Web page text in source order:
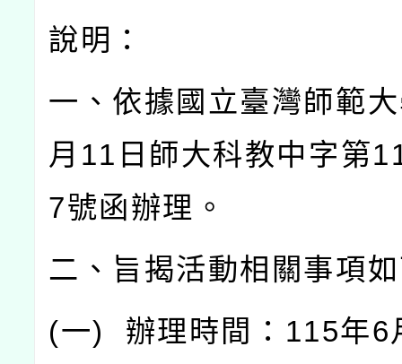
說明：
一、依據國立臺灣師範
月 11 日師大科教中字第
7號函辦理。
二、旨揭活動相關事項
(一) 辦理時間： 115年6